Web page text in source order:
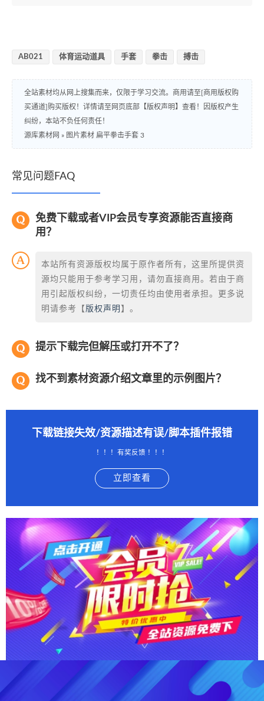
AB021 体育运动道具 手套 拳击 搏击
全站素材均从网上搜集而来，仅限于学习交流。商用请至[商用版权购
买通道]购买版权！详情请至网页底部【版权声明】查看！因版权产生
纠纷，本站不负任何责任！
源库素材网 » 图片素材 扁平拳击手套 3
常见问题FAQ
免费下载或者VIP会员专享资源能否直接商
用？
本站所有资源版权均属于原作者所有，这里所提供资
源均只能用于参考学习用，请勿直接商用。若由于商
用引起版权纠纷，一切责任均由使用者承担。更多说
明请参考【 版权声明 】。
提示下载完但解压或打开不了？
找不到素材资源介绍文章里的示例图片？
下载链接失效/资源描述有误/脚本插件报错
！！！有奖反馈 ！！！
立即查看